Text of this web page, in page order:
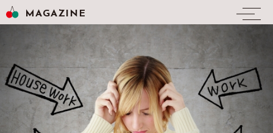
MAGAZINE